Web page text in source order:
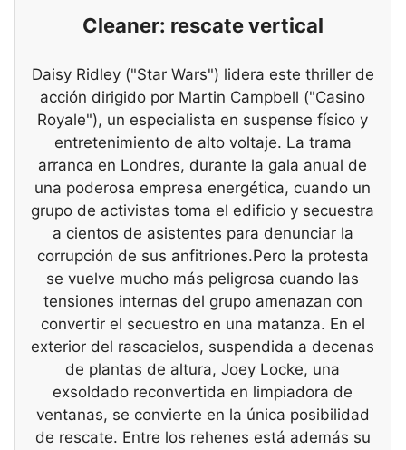
Cleaner: rescate vertical
Daisy Ridley ("Star Wars") lidera este thriller de
acción dirigido por Martin Campbell ("Casino
Royale"), un especialista en suspense físico y
entretenimiento de alto voltaje. La trama
arranca en Londres, durante la gala anual de
una poderosa empresa energética, cuando un
grupo de activistas toma el edificio y secuestra
a cientos de asistentes para denunciar la
corrupción de sus anfitriones.Pero la protesta
se vuelve mucho más peligrosa cuando las
tensiones internas del grupo amenazan con
convertir el secuestro en una matanza. En el
exterior del rascacielos, suspendida a decenas
de plantas de altura, Joey Locke, una
exsoldado reconvertida en limpiadora de
ventanas, se convierte en la única posibilidad
de rescate. Entre los rehenes está además su